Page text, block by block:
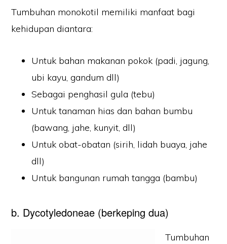
Tumbuhan monokotil memiliki manfaat bagi
kehidupan diantara:
Untuk bahan makanan pokok (padi, jagung,
ubi kayu, gandum dll)
Sebagai penghasil gula (tebu)
Untuk tanaman hias dan bahan bumbu
(bawang, jahe, kunyit, dll)
Untuk obat-obatan (sirih, lidah buaya, jahe
dll)
Untuk bangunan rumah tangga (bambu)
b. Dycotyledoneae (berkeping dua)
Tumbuhan